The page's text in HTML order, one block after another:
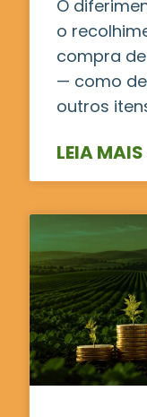
O
o
compra
— como
outros
LEIA MAIS